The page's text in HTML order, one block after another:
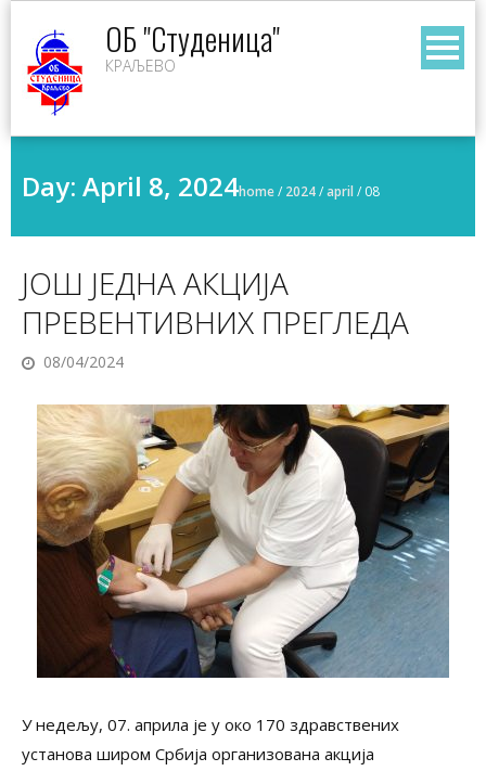
content
ОБ "Студеница"
КРАЉЕВО
Day: April 8, 2024home/ 2024/april/ 08
ЈОШ ЈЕДНА АКЦИЈА
ПРЕВЕНТИВНИХ ПРЕГЛЕДА
08/04/2024
У недељу, 07. априла је у око 170 здравствених
установа широм Србија организована акција